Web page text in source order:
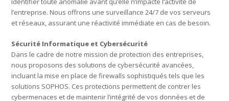
l’entreprise. Nous offrons une surveillance 24/7 de vos serveurs
et réseaux, assurant une réactivité immédiate en cas de besoin.
Sécurité Informatique et Cybersécurité
Dans le cadre de notre mission de protection des entreprises,
nous proposons des solutions de cybersécurité avancées,
incluant la mise en place de firewalls sophistiqués tels que les
solutions SOPHOS. Ces protections permettent de contrer les
cybermenaces et de maintenir l’intégrité de vos données et de